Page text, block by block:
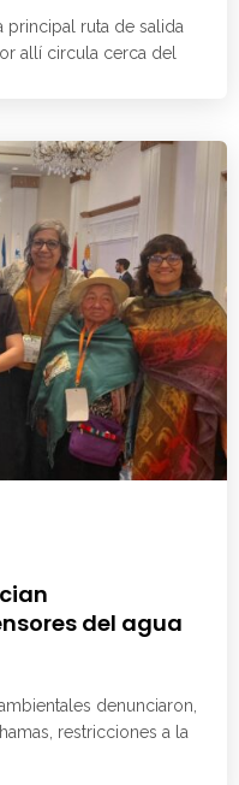
principal ruta de salida
allí circula cerca del
del agua
denunciaron,
restricciones a la